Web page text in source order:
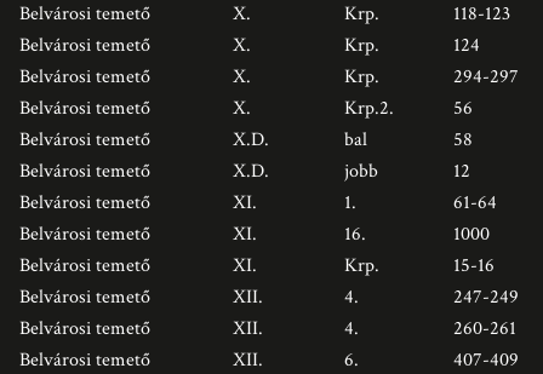
Belvárosi temető
X. Krp.
118-123
Belvárosi temető
X. Krp.
124
Belvárosi temető
X. Krp.
294-297
Belvárosi temető
X. Krp.2.
56
Belvárosi temető
X.D. bal
58
Belvárosi temető
X.D. jobb
12
Belvárosi temető
XI. 1.
61-64
Belvárosi temető
XI. 16.
1000
Belvárosi temető
XI. Krp.
15-16
Belvárosi temető
XII. 4.
247-249
Belvárosi temető
XII. 4.
260-261
Belvárosi temető
XII. 6.
407-409